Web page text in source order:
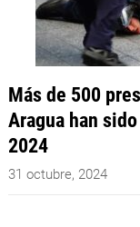
Más de 500
Aragua han
2024
31 octubre, 2024